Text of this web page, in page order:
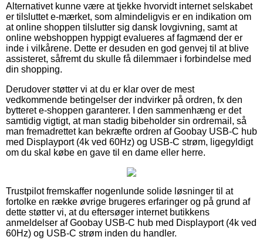
Alternativet kunne være at tjekke hvorvidt internet selskabet
er tilsluttet e-mærket, som almindeligvis er en indikation om
at online shoppen tilslutter sig dansk lovgivning, samt at
online webshoppen hyppigt evalueres af fagmænd der er
inde i vilkårene. Dette er desuden en god genvej til at blive
assisteret, såfremt du skulle få dilemmaer i forbindelse med
din shopping.
Derudover støtter vi at du er klar over de mest
vedkommende betingelser der indvirker på ordren, fx den
bytteret e-shoppen garanterer. I den sammenhæng er det
samtidig vigtigt, at man stadig bibeholder sin ordremail, så
man fremadrettet kan bekræfte ordren af Goobay USB-C hub
med Displayport (4k ved 60Hz) og USB-C strøm, ligegyldigt
om du skal købe en gave til en dame eller herre.
Trustpilot fremskaffer nogenlunde solide løsninger til at
fortolke en række øvrige brugeres erfaringer og på grund af
dette støtter vi, at du eftersøger internet butikkens
anmeldelser af Goobay USB-C hub med Displayport (4k ved
60Hz) og USB-C strøm inden du handler.